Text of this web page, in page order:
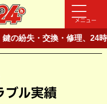
メニュー
鍵の紛失・交換・修理、24
ブル実績